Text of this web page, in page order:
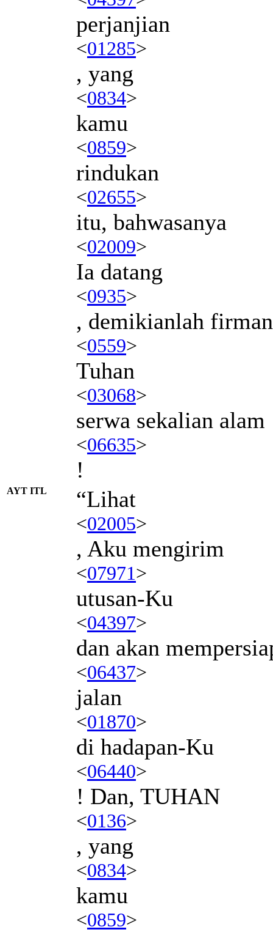
perjanjian
<01285>
, yang
<0834>
kamu
<0859>
rindukan
<02655>
itu, bahwasanya
<02009>
Ia datang
<0935>
, demikianlah firman
<0559>
Tuhan
<03068>
serwa sekalian alam
<06635>
!
AYT ITL “Lihat
<02005>
, Aku mengirim
<07971>
utusan-Ku
<04397>
dan akan
<06437>
jalan
<01870>
di hadapan-Ku
<06440>
! Dan, TUHAN
<0136>
, yang
<0834>
kamu
<0859>